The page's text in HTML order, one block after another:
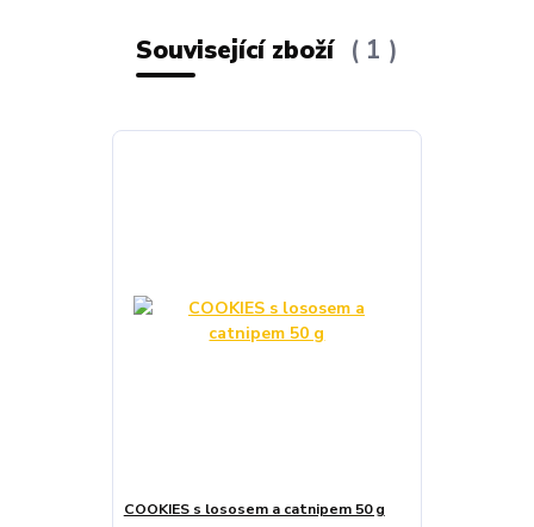
Související zboží 1
COOKIES s lososem a catnipem 50 g